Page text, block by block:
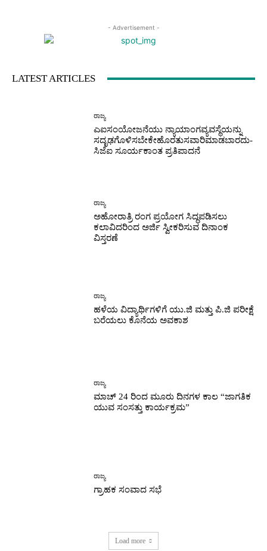
- Advertisement -
LATEST ARTICLES
ರಾಜ್ಯ
ಎಐಸಂಯೋಜನೆಯು ನ್ಯಾಯಾಂಗವ್ಯವಸ್ಥೆಯನ್ನು
ಸದೃಢಗೊಳಿಸಬೇಕೇಹೊರತುಸವಾರಿಮಾಡಬಾರದು-
ಸಿಜೆಐ ಸೂರ್ಯಕಾಂತ ಪ್ರತಿಪಾದನೆ
ರಾಜ್ಯ
ಅಹೋರಾತ್ರಿ ರಂಗ ಪ್ರಯೋಗ ಸಿದ್ಧಪಡಿಸಲು
ಕಲಾವಿದರಿಂದ ಅರ್ಜಿ ಸ್ವೀಕರಿಸುವ ದಿನಾಂಕ
ವಿಸ್ತರಣೆ
ರಾಜ್ಯ
ಹಳೆಯ ವಿದ್ಯಾರ್ಥಿಗಳಿಗೆ ಯು.ಜಿ ಮತ್ತು ಪಿ.ಜಿ ಪರೀಕ್ಷೆ
ಬರೆಯಲು ಕೊನೆಯ ಅವಕಾಶ
ರಾಜ್ಯ
ಮಾಚ್ 24 ರಿಂದ ಮೂರು ದಿನಗಳ ಕಾಲ “ಜಾಗತಿಕ
ಯುವ ಸಂಸತ್ತು ಕಾರ್ಯಕ್ರಮ”
ರಾಜ್ಯ
ಗ್ರಾಹಕ ಸಂವಾದ ಸಭೆ
Load more